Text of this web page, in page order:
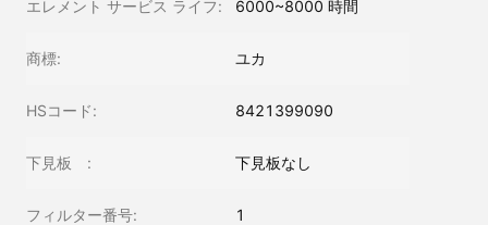
エレメント サービス ライフ: 6000~8000 時間
商標: ユカ
HSコード: 8421399090
下見板 : 下見板なし
フィルター番号: 1